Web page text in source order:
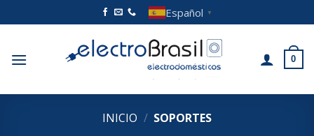
al
Español ▼
0
INICIO / SOPORTES